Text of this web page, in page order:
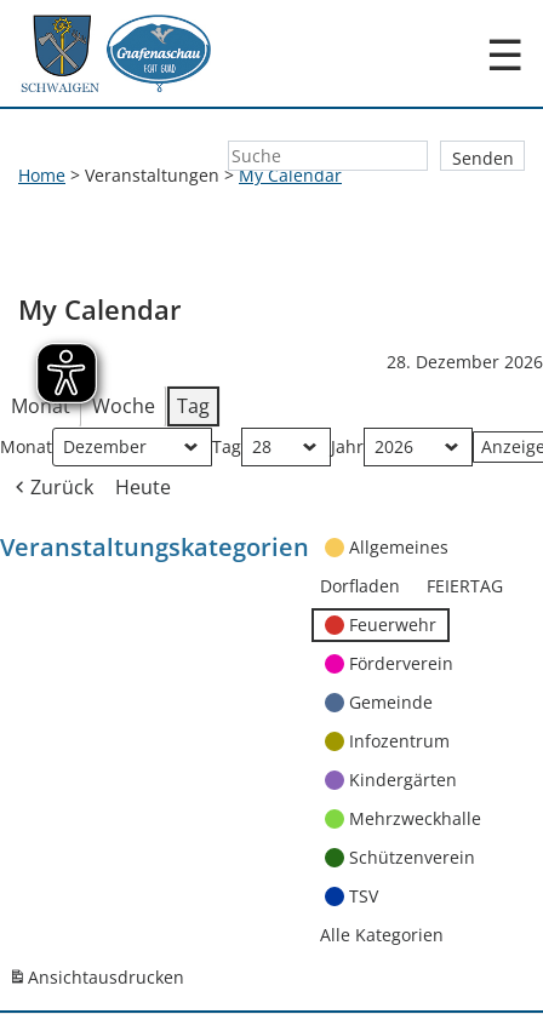
☰
Home > Veranstaltungen >My Calendar
My Calendar
28. Dezember 2026
Monat Woche Tag
Monat Tag Jahr
Zurück Heute
Veranstaltungskategorien
Allgemeines
Dorfladen
FEIERTAG
Feuerwehr
Förderverein
Gemeinde
Infozentrum
Kindergärten
Mehrzweckhalle
Schützenverein
TSV
Alle Kategorien
Ansichtausdrucken